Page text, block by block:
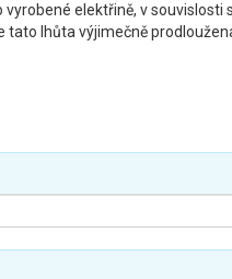
elektřině, v souvislosti
lhůta výjimečně